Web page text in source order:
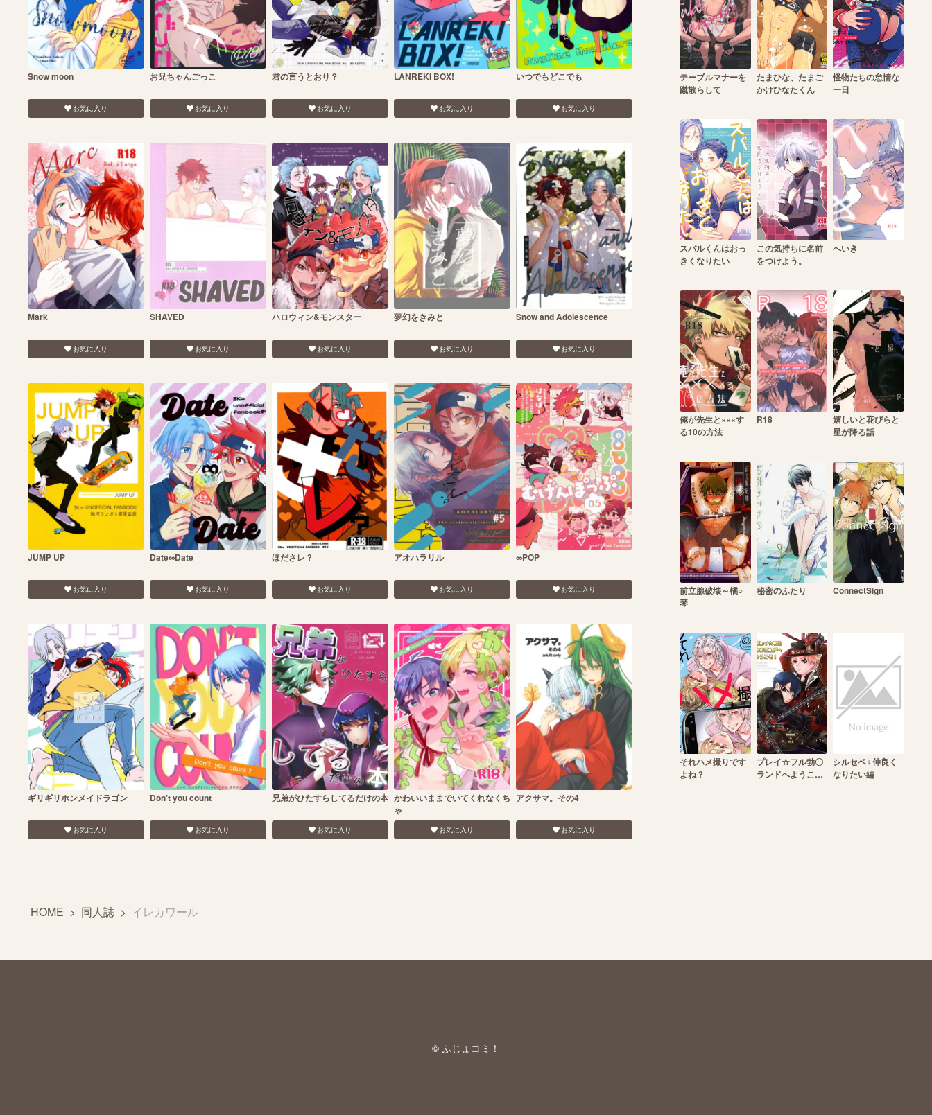
Snow moon
お気に入り
お兄ちゃんごっこ
お気に入り
君の言うとおり？
お気に入り
LANREKI BOX!
お気に入り
いつでもどこでも
お気に入り
Mark
お気に入り
SHAVED
お気に入り
ハロウィン&モンスター
お気に入り
夢幻をきみと
お気に入り
Snow and Adolescence
お気に入り
JUMP UP
お気に入り
Date∞Date
お気に入り
ほださレ？
お気に入り
アオハラリル
お気に入り
∞POP
お気に入り
ギリギリホンメイドラゴン
お気に入り
Don’t you count
お気に入り
兄弟がひたすらしてるだけの本
お気に入り
かわいいままでいてくれなくち
ゃ
お気に入り
アクサマ。その4
お気に入り
HOME > 同人誌 > イレカワール
テーブルマナーを
蹴散らして
たまひな、たまご
かけひなたくん
怪物たちの怠惰な
一日
スバルくんはおっ
きくなりたい
この気持ちに名前
をつけよう。
へいき
俺が先生と×××す
る10の方法
R18
嬉しいと花びらと
星が降る話
前立腺破壊～橘○
琴
秘密のふたり ConnectSign
それハメ撮りです
よね？
プレイ☆フル勃〇
ランドへようこ
シルセベ♀仲良く
なりたい編
© ふじょコミ！